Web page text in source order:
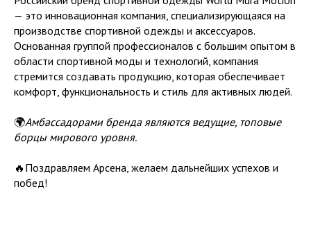
— это инновационная компания, специализирующаяся на
производстве спортивной одежды и аксессуаров.
Основанная группой профессионалов с большим опытом в
области спортивной моды и технологий, компания
стремится создавать продукцию, которая обеспечивает
комфорт, функциональность и стиль для активных людей.
🌍Амбассадорами бренда являются ведущие, топовые
борцы мирового уровня.
🔥Поздравляем Арсена, желаем дальнейших успехов и
побед!